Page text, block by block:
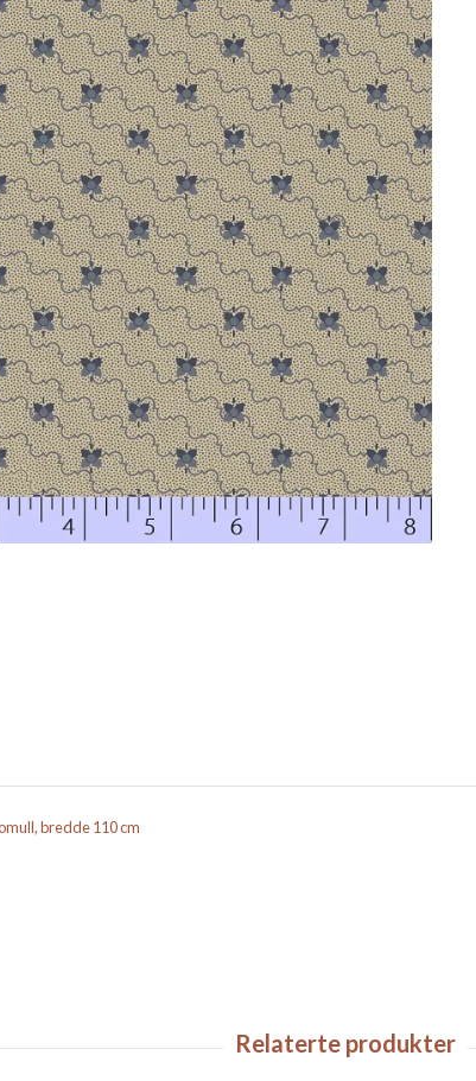
bredde 110 cm